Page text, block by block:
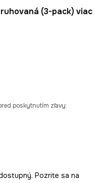
(3-pack) viac
poskytnutím zľavy:
Pozrite sa na